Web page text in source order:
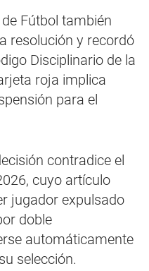
Fútbol también
resolución y recordó
Disciplinario de la
roja implica
para el
contradice el
cuyo artículo
jugador expulsado
doble
automáticamente
selección.